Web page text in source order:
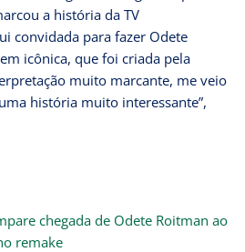
a história da TV
convidada para fazer Odete
icônica, que foi criada pela
muito marcante, me veio
história muito interessante”,